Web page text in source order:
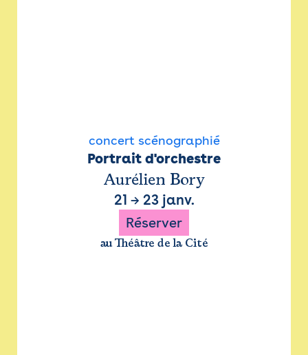
concert scénographié
Portrait d'orchestre
Aurélien Bory
21 → 23 janv.
Réserver
au Théâtre de la Cité